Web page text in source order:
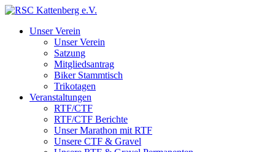
Unser Verein
Unser Verein
Satzung
Mitgliedsantrag
Biker Stammtisch
Trikotagen
Veranstaltungen
RTF/CTF
RTF/CTF Berichte
Unser Marathon mit RTF
Unsere CTF & Gravel